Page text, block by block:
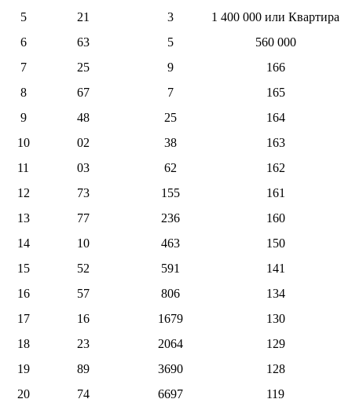
5
21 3
1 400 000 или Квартира
6
63 5
560 000
7
25 9
166
8
67 7
165
9
48 25
164
10
02 38
163
11
03 62
162
12
73 155
161
13
77 236
160
14
10 463
150
15
52 591
141
16
57 806
134
17
16 1679
130
18
23 2064
129
19
89 3690
128
20
74 6697
119